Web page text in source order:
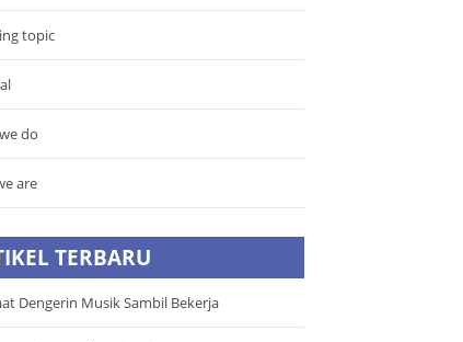
topic
do
are
TERBARU
Dengerin Musik Sambil Bekerja